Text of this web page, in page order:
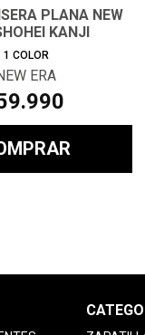
PLANA NEW
KANJI
1 COLOR
ERA
.990